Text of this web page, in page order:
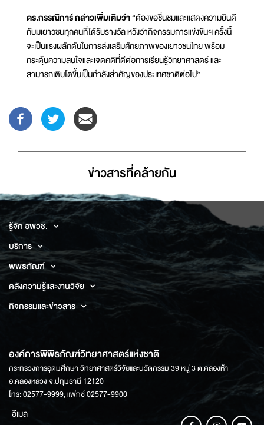
ดร.กรรณิการ์ กล่าวเพิ่มเติมว่า“ต้องขอชื่นชมและแสดงความยินดี
กับมเยาวชนทุกคนที่ได้รับรางวัล หวังว่ากิจกรรมการแข่งขันฯ ครั้งนี้
จะเป็นแรงผลักดันในการส่งเสริมศักยภาพของเยาวชนไทย พร้อม
กระตุ้นความสนใจและเจตคติที่ดีต่อการเรียนรู้วิทยาศาสตร์ และ
สามารถเติบโตขึ้นเป็นกำลังสำคัญของประเทศชาติต่อไป”
ข่าวสารที่่คล้ายกัน
รู้จัก อพวช.
บริการ
พิพิธภัณฑ์
คลังความรู้และงานวิจัย
กิจกรรมและข่าวสาร
องค์การพิพิธภัณฑ์วิทยาศาสตร์แห่งชาติ
กระทรวงการอุดมศึกษา วิทยาศาสตร์วิจัยและนวัตกรรม 39 หมู่ 3 ต.คลองห้า
อ.คลองหลวง จ.ปทุมธานี 12120
โทร: 02577-9999, แฟกซ์ 02577-9900
อีเมล